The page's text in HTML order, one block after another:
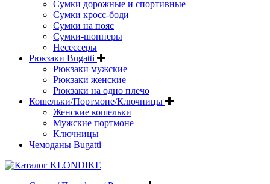
Сумки дорожные и спортивные
Сумки кросс-боди
Сумки на пояс
Сумки-шопперы
Несессеры
Рюкзаки Bugatti
Рюкзаки мужские
Рюкзаки женские
Рюкзаки на одно плечо
Кошельки/Портмоне/Ключницы
Женские кошельки
Мужские портмоне
Ключницы
Чемоданы Bugatti